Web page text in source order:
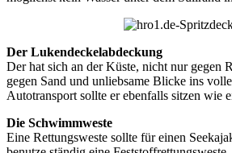
Der Lukendeckelabdeckung
Der hat sich an der Küste, nicht nur gegen
gegen Sand und unliebsame Blicke ins
Autotransport sollte er ebenfalls sitzen wie
Die Schwimmweste
Eine Rettungsweste sollte für einen